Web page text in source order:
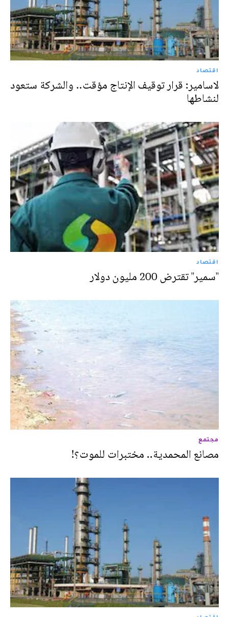
اقتصاد
لاسامير: قرار توقيف الإنتاج مؤقت.. والشركة ستعود
لنشاطها
اقتصاد
''سمير'' تقترض 200 مليون دولار
مجتمع
مصانع المحمدية.. مختبرات للموت؟!